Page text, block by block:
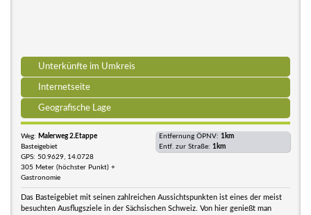
Unterkünfte im Umkreis
Internetseite
Geografische Lage
Weg: Malerweg 2.Etappe
Basteigebiet
GPS: 50.9629, 14.0728
305 Meter (höchster Punkt) +
Gastronomie
Entfernung ÖPNV: 1km
Entf. zur Straße: 1km
Das Basteigebiet mit seinen zahlreichen Aussichtspunkten ist eines der meist
besuchten Ausflugsziele in der Sächsischen Schweiz. Von hier genießt man